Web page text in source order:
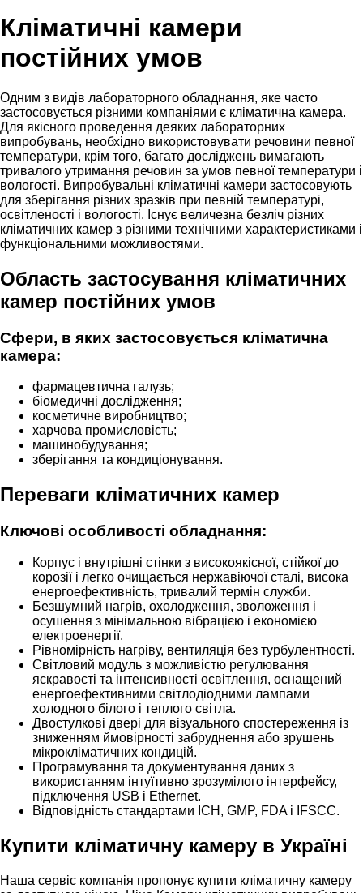
Кліматичні камери
постійних умов
Одним з видів лабораторного обладнання, яке часто
застосовується різними компаніями є кліматична камера.
Для якісного проведення деяких лабораторних
випробувань, необхідно використовувати речовини певної
температури, крім того, багато досліджень вимагають
тривалого утримання речовин за умов певної температури і
вологості. Випробувальні кліматичні камери застосовують
для зберігання різних зразків при певній температурі,
освітленості і вологості. Існує величезна безліч різних
кліматичних камер з різними технічними характеристиками і
функціональними можливостями.
Область застосування кліматичних
камер постійних умов
Сфери, в яких застосовується кліматична
камера:
фармацевтична галузь;
біомедичні дослідження;
косметичне виробництво;
харчова промисловість;
машинобудування;
зберігання та кондиціонування.
Переваги кліматичних камер
Ключові особливості обладнання:
Корпус і внутрішні стінки з високоякісної, стійкої до
корозії і легко очищається нержавіючої сталі, висока
енергоефективність, тривалий термін служби.
Безшумний нагрів, охолодження, зволоження і
осушення з мінімальною вібрацією і економією
електроенергії.
Рівномірність нагріву, вентиляція без турбулентності.
Світловий модуль з можливістю регулювання
яскравості та інтенсивності освітлення, оснащений
енергоефективними світлодіодними лампами
холодного білого і теплого світла.
Двостулкові двері для візуального спостереження із
зниженням ймовірності забруднення або зрушень
мікрокліматичних кондицій.
Програмування та документування даних з
використанням інтуїтивно зрозумілого інтерфейсу,
підключення USB і Ethernet.
Відповідність стандартами ICH, GMP, FDA і IFSCC.
Купити кліматичну камеру в Україні
Наша сервіс компанія пропонує купити кліматичну камеру